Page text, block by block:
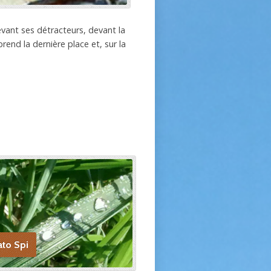
ses détracteurs, devant la
la dernière place et, sur la
Spi